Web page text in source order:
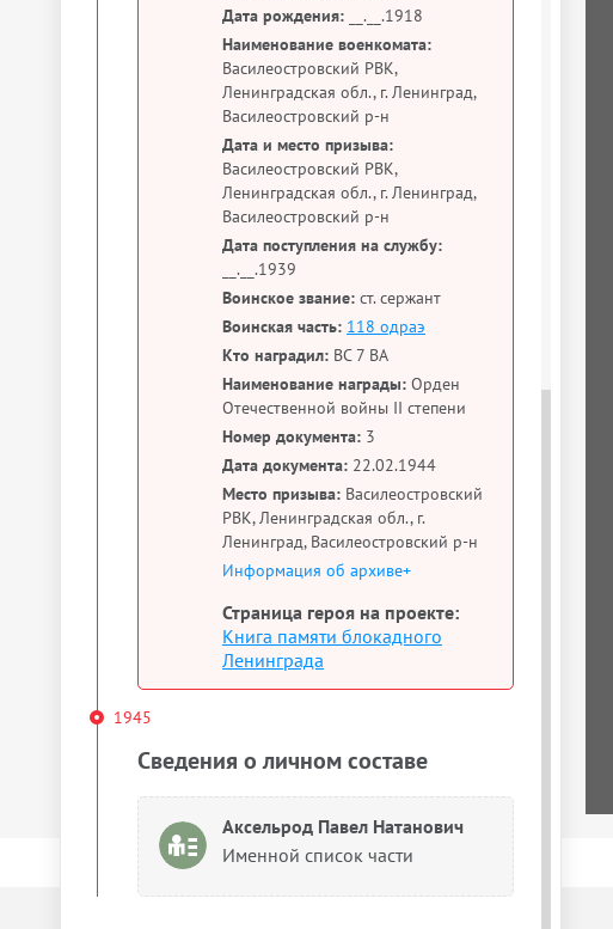
Дата рождения: __.__.1918
Наименование военкомата:
Василеостровский РВК,
Ленинградская обл., г. Ленинград,
Василеостровский р-н
Дата и место призыва:
Василеостровский РВК,
Ленинградская обл., г. Ленинград,
Василеостровский р-н
Дата поступления на службу:
__.__.1939
Воинское звание: ст. сержант
Воинская часть: 118 одраэ
Кто наградил: ВС 7 ВА
Наименование награды: Орден
Отечественной войны II степени
Номер документа: 3
Дата документа: 22.02.1944
Место призыва: Василеостровский
РВК, Ленинградская обл., г.
Ленинград, Василеостровский р-н
Информация об архиве+
Страница героя на проекте:
Книга памяти блокадного
Ленинграда
1945
Сведения о личном составе
Аксельрод Павел Натанович
Именной список части